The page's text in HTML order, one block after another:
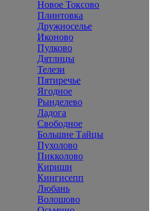
Новое Токсово
Плинтовка
Дружноселье
Иконово
Пулково
Дятлицы
Телези
Пятиречье
Ягодное
Рынделево
Ладога
Свободное
Большие Тайцы
Пухолово
Пикколово
Кириши
Кингисепп
Любань
Волошово